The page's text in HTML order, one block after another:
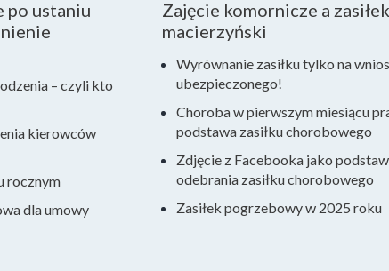
po ustaniu
– czyli kto
kierowców
rocznym
dla umowy
Zajęcie komornicze a zasiłek
macierzyński
Wyrównanie zasiłku tylko na
ubezpieczonego!
Choroba w pierwszym miesiącu
podstawa zasiłku chorobowego
Zdjęcie z Facebooka jako
odebrania zasiłku chorobowego
Zasiłek pogrzebowy w 2025 roku